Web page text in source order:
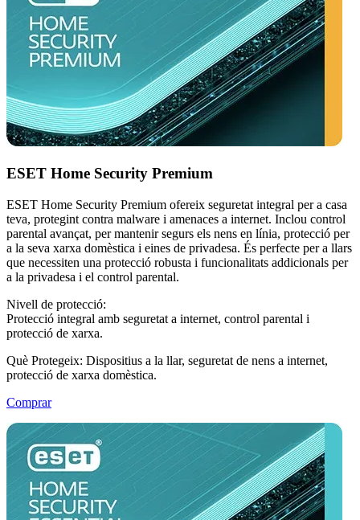
ESET Home Security Premium
ESET Home Security Premium ofereix seguretat integral per a casa
teva, protegint contra malware i amenaces a internet. Inclou control
parental avançat, per mantenir segurs els nens en línia, protecció per
a la seva xarxa domèstica i eines de privadesa. És perfecte per a llars
que necessiten una protecció robusta i funcionalitats addicionals per
a la privadesa i el control parental.
Nivell de protecció:
Protecció integral amb seguretat a internet, control parental i
protecció de xarxa.
Què Protegeix: Dispositius a la llar, seguretat de nens a internet,
protecció de xarxa domèstica.
Comprar